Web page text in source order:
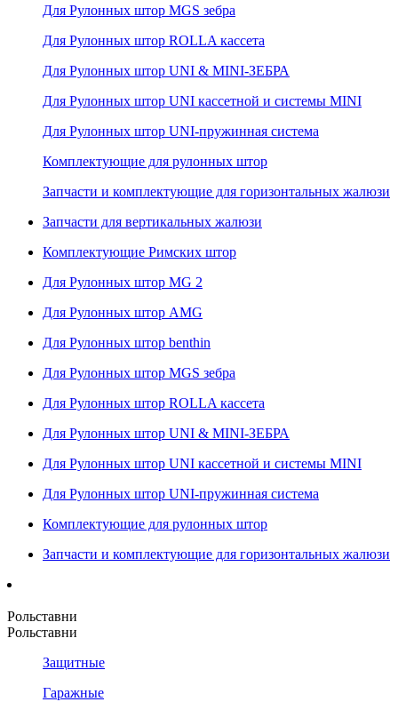
Для Рулонных штор MGS зебра
Для Рулонных штор ROLLA кассета
Для Рулонных штор UNI & MINI-ЗЕБРА
Для Рулонных штор UNI кассетной и системы MINI
Для Рулонных штор UNI-пружинная система
Комплектующие для рулонных штор
Запчасти и комплектующие для горизонтальных жалюзи
Запчасти для вертикальных жалюзи
Комплектующие Римских штор
Для Рулонных штор MG 2
Для Рулонных штор AMG
Для Рулонных штор benthin
Для Рулонных штор MGS зебра
Для Рулонных штор ROLLA кассета
Для Рулонных штор UNI & MINI-ЗЕБРА
Для Рулонных штор UNI кассетной и системы MINI
Для Рулонных штор UNI-пружинная система
Комплектующие для рулонных штор
Запчасти и комплектующие для горизонтальных жалюзи
Рольставни
Рольставни
Защитные
Гаражные